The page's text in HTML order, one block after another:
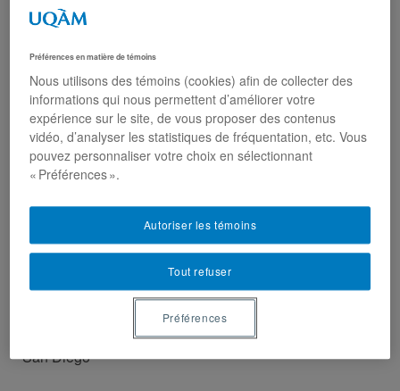
d’anthropologie
natalie.nesvaderani@ant.ulaval.ca
Spécialités
Théories féministes – Cinéma iranien
Formation académique
Ph.D. en anthropologie, Université Cornell
M.A. en anthropology, Université Cornell
B.A. en études internationales, Université de Californie,
San Diego
Préférences en matière de témoins
Nous utilisons des témoins (cookies) afin de collecter des
informations qui nous permettent d’améliorer votre
expérience sur le site, de vous proposer des contenus
vidéo, d’analyser les statistiques de fréquentation, etc. Vous
pouvez personnaliser votre choix en sélectionnant
« Préférences ».
Tout refuser
Autoriser les témoins
Préférences